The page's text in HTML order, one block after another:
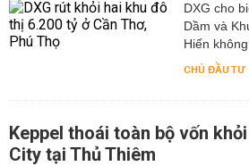
DXG cho
Dầm và
Hiến
CHỦ ĐẦU TƯ
Keppel thoái toàn bộ vốn
City tại Thủ Thiêm